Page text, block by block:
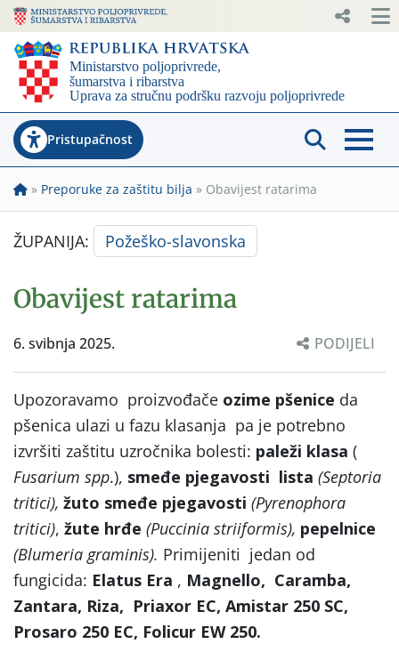
Pristupačnost
» Preporuke za zaštitu bilja » Obavijest ratarima
ŽUPANIJA: Požeško-slavonska
Obavijest ratarima
6. svibnja 2025. PODIJELI
Upozoravamo proizvođače ozime pšenice da
pšenica ulazi u fazu klasanja pa je potrebno
izvršiti zaštitu uzročnika bolesti: paleži klasa (
Fusarium spp.), smeđe pjegavosti lista (Septoria
tritici), žuto smeđe pjegavosti (Pyrenophora
tritici), žute hrđe (Puccinia striiformis), pepelnice
(Blumeria graminis). Primijeniti jedan od
fungicida: Elatus Era , Magnello, Caramba,
Zantara, Riza, Priaxor EC, Amistar 250 SC,
Prosaro 250 EC, Folicur EW 250.